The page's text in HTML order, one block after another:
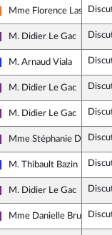
Mouvement Démocrate
Mme Florence Lasserre
La République en Marche
M. Didier Le Gac
Les Républicains
M. Arnaud Viala
La République en Marche
M. Didier Le Gac
La République en Marche
M. Didier Le Gac
La République en Marche
Mme Stéphanie Do
Les Républicains
M. Thibault Bazin
La République en Marche
M. Didier Le Gac
La République en Marche
Mme Danielle Brulebois